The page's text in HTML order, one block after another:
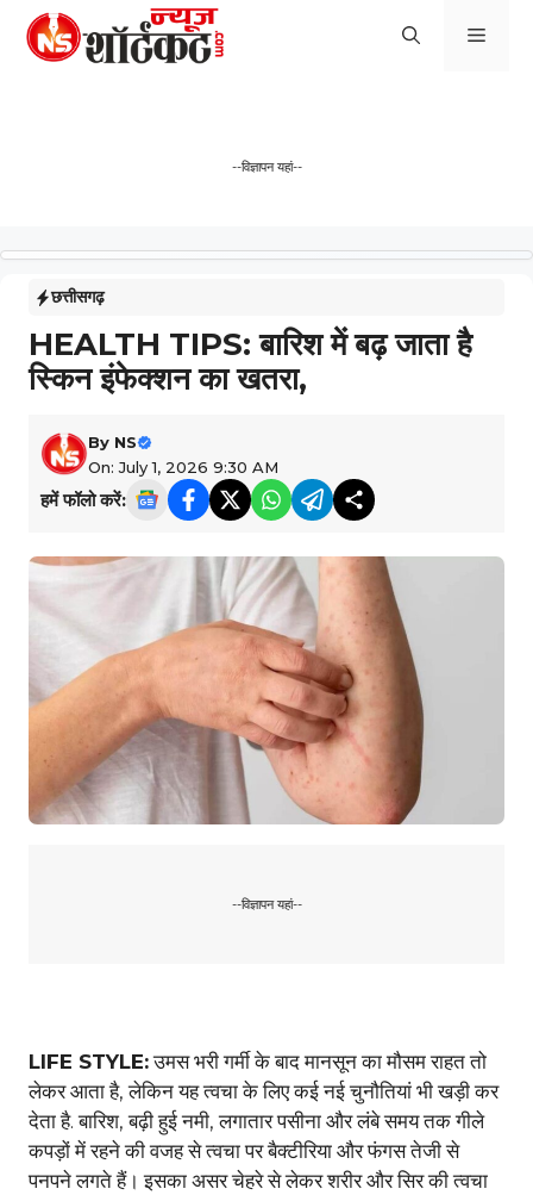
Skip
--विज्ञापन यहां--
छत्तीसगढ़
HEALTH TIPS: बारिश में बढ़ जाता है
स्किन इंफेक्शन का खतरा,
By NS
On: July 1, 2026 9:30 AM
हमें फॉलो करें:
--विज्ञापन यहां--
LIFE STYLE:उमस भरी गर्मी के बाद मानसून का मौसम राहत तो
लेकर आता है, लेकिन यह त्वचा के लिए कई नई चुनौतियां भी खड़ी कर
देता है. बारिश, बढ़ी हुई नमी, लगातार पसीना और लंबे समय तक गीले
कपड़ों में रहने की वजह से त्वचा पर बैक्टीरिया और फंगस तेजी से
पनपने लगते हैं। इसका असर चेहरे से लेकर शरीर और सिर की त्वचा